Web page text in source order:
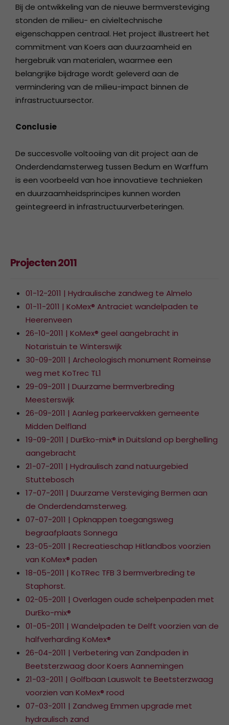
Bij de ontwikkeling van de nieuwe bermversteviging
stonden de milieu- en civieltechnische
eigenschappen centraal. Het project illustreert het
commitment van Koers aan duurzaamheid en
hergebruik van materialen, waarmee een
belangrijke bijdrage wordt geleverd aan de
vermindering van de milieu-impact binnen de
infrastructuursector.
Conclusie
De succesvolle voltooiing van dit project aan de
Onderdendamsterweg tussen Bedum en Warffum
is een voorbeeld van hoe innovatieve technieken
en duurzaamheidsprincipes kunnen worden
geïntegreerd in infrastructuurverbeteringen.
Projecten 2011
01-12-2011 | Hydraulische zandweg te Almelo
01-11-2011 | KoMex® Antraciet wandelpaden te
Heerenveen
26-10-2011 | KoMex® geel aangebracht in
Notaristuin te Winterswijk
30-09-2011 | Archeologisch monument Romeinse
weg met KoTrec TL1
29-09-2011 | Duurzame bermverbreding
Meesterswijk
26-09-2011 | Aanleg parkeervakken gemeente
Midden Delfland
19-09-2011 | DurEko-mix® in Duitsland op berghelling
aangebracht
21-07-2011 | Hydraulisch zand natuurgebied
Stuttebosch
17-07-2011 | Duurzame Versteviging Bermen aan
de Onderdendamsterweg.
07-07-2011 | Opknappen toegangsweg
begraafplaats Sonnega
23-05-2011 | Recreatieschap Hitlandbos voorzien
van KoMex® paden
18-05-2011 | KoTRec TFB 3 bermverbreding te
Staphorst.
02-05-2011 | Overlagen oude schelpenpaden met
DurEko-mix®
01-05-2011 | Wandelpaden te Delft voorzien van de
halfverharding KoMex®
26-04-2011 | Verbetering van Zandpaden in
Beetsterzwaag door Koers Aannemingen
21-03-2011 | Golfbaan Lauswolt te Beetsterzwaag
voorzien van KoMex® rood
07-03-2011 | Zandweg Emmen upgrade met
hydraulisch zand